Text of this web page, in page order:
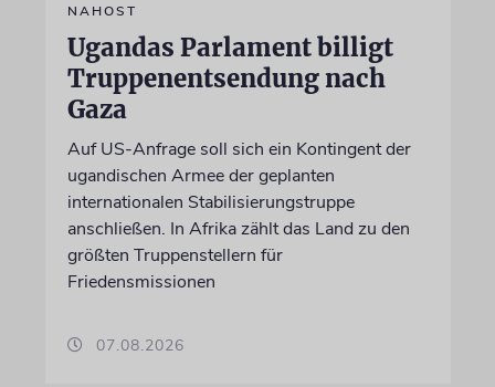
NAHOST
Ugandas Parlament billigt
Truppenentsendung nach
Gaza
Auf US-Anfrage soll sich ein Kontingent der
ugandischen Armee der geplanten
internationalen Stabilisierungstruppe
anschließen. In Afrika zählt das Land zu den
größten Truppenstellern für
Friedensmissionen
07.08.2026